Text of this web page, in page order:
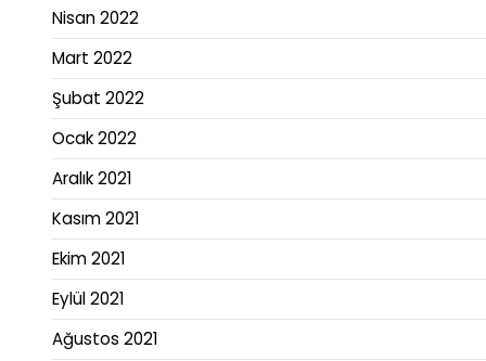
Nisan 2022
Mart 2022
Şubat 2022
Ocak 2022
Aralık 2021
Kasım 2021
Ekim 2021
Eylül 2021
Ağustos 2021